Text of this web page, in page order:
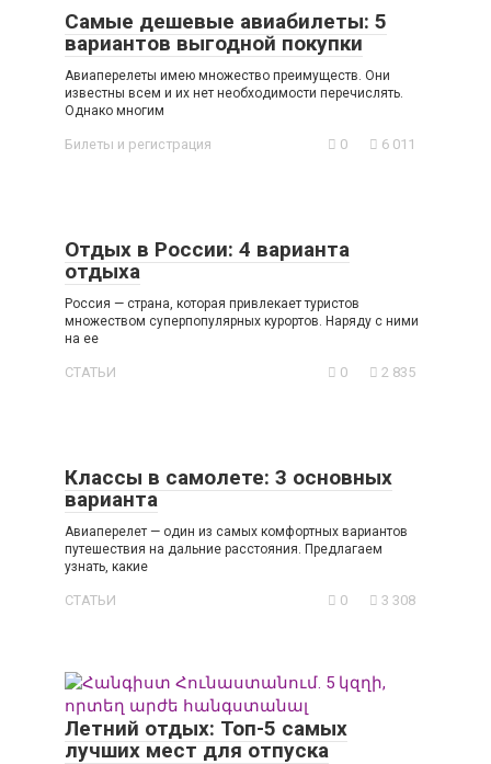
Самые дешевые авиабилеты: 5
вариантов выгодной покупки
Авиаперелеты имею множество преимуществ. Они
известны всем и их нет необходимости перечислять.
Однако многим
Билеты и регистрация 0 6 011
Отдых в России: 4 варианта
отдыха
Россия — страна, которая привлекает туристов
множеством суперпопулярных курортов. Наряду с ними
на ее
СТАТЬИ 0 2 835
Классы в самолете: 3 основных
варианта
Авиаперелет — один из самых комфортных вариантов
путешествия на дальние расстояния. Предлагаем
узнать, какие
СТАТЬИ 0 3 308
Летний отдых: Топ-5 самых
лучших мест для отпуска